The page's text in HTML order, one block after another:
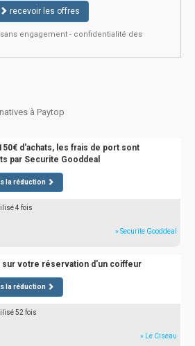
recevoir les offres
engagement - confidentialité des
à Paytop
d'achats, les frais de port sont
par Securite Gooddeal
la réduction
4 fois
» Securite Gooddeal
sur votre réservation d'un coiffeur
la réduction
52 fois
» Le Ciseau